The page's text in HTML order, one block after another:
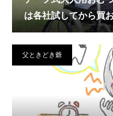
は各社試してから買
父ときどき爺